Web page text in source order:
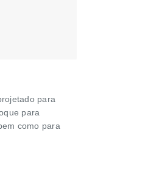
para
para
como para